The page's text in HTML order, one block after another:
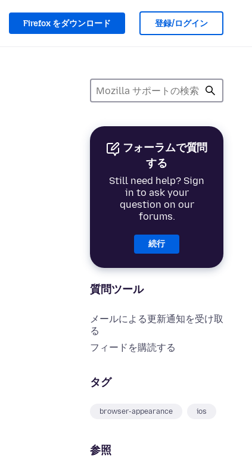
Firefox をダウンロード 登録/ログイン
フォーラムで質問
する
Still need help? Sign
in to ask your
question on our
forums.
続行
質問ツール
メールによる更新通知を受け取
る
フィードを購読する
タグ
browser-appearance ios
参照